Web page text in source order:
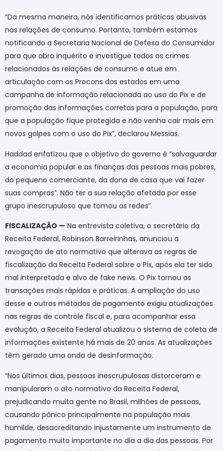
“Da mesma maneira, nós identificamos práticas abusivas
nas relações de consumo. Portanto, também estamos
notificando a Secretaria Nacional de Defesa do Consumidor
para que abra inquérito e investigue todos os crimes
relacionados às relações de consumo e atue em
articulação com os Procons dos estados em uma
campanha de informação relacionada ao uso do Pix e de
promoção das informações corretas para a população, para
que a população fique protegida e não venha cair mais em
novos golpes com o uso do Pix”, declarou Messias.
Haddad enfatizou que o objetivo do governo é “salvaguardar
a economia popular e as finanças das pessoas mais pobres,
do pequeno comerciante, da dona de casa que vai fazer
suas compras”. Não ter a sua relação afetada por esse
grupo inescrupuloso que tomou as redes”.
FISCALIZAÇÃO — Na entrevista coletiva, o secretário da
Receita Federal, Robinson Barreirinhas, anunciou a
revogação de ato normativo que alterava as regras de
fiscalização da Receita Federal sobre o Pix, após ela ter sido
mal interpretada e alvo de fake news. O Pix tornou as
transações mais rápidas e práticas. A ampliação do uso
desse e outros métodos de pagamento exigiu atualizações
nas regras de controle fiscal e, para acompanhar essa
evolução, a Receita Federal atualizou o sistema de coleta de
informações existente há mais de 20 anos. As atualizações
têm gerado uma onda de desinformação.
“Nos últimos dias, pessoas inescrupulosas distorceram e
manipularam o ato normativo da Receita Federal,
prejudicando muita gente no Brasil, milhões de pessoas,
causando pânico principalmente na população mais
humilde, desacreditando injustamente um instrumento de
pagamento muito importante no dia a dia das pessoas. Por